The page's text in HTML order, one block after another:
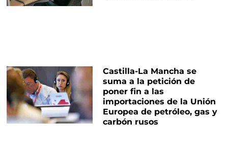
Castilla-La Mancha se
suma a la petición de
poner fin a las
importaciones de la Unión
Europea de petróleo, gas y
carbón rusos